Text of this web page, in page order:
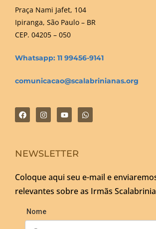
Praça Nami Jafet, 104
Ipiranga, São Paulo – BR
CEP. 04205 – 050
Whatsapp: 11 99456-9141
comunicacao@scalabrinianas.org
NEWSLETTER
Coloque aqui seu e-mail e
relevantes sobre as Irmãs
Nome